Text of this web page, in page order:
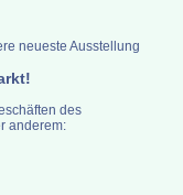
neueste Ausstellung
des
anderem: